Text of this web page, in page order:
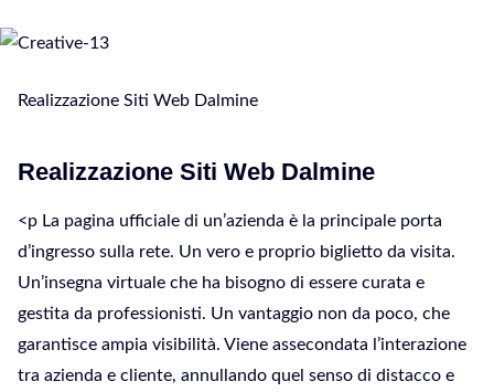
Realizzazione Siti Web Dalmine
Realizzazione Siti Web Dalmine
<p La pagina ufficiale di un’azienda è la principale porta
d’ingresso sulla rete. Un vero e proprio biglietto da visita.
Un’insegna virtuale che ha bisogno di essere curata e
gestita da professionisti. Un vantaggio non da poco, che
garantisce ampia visibilità. Viene assecondata l’interazione
tra azienda e cliente, annullando quel senso di distacco e